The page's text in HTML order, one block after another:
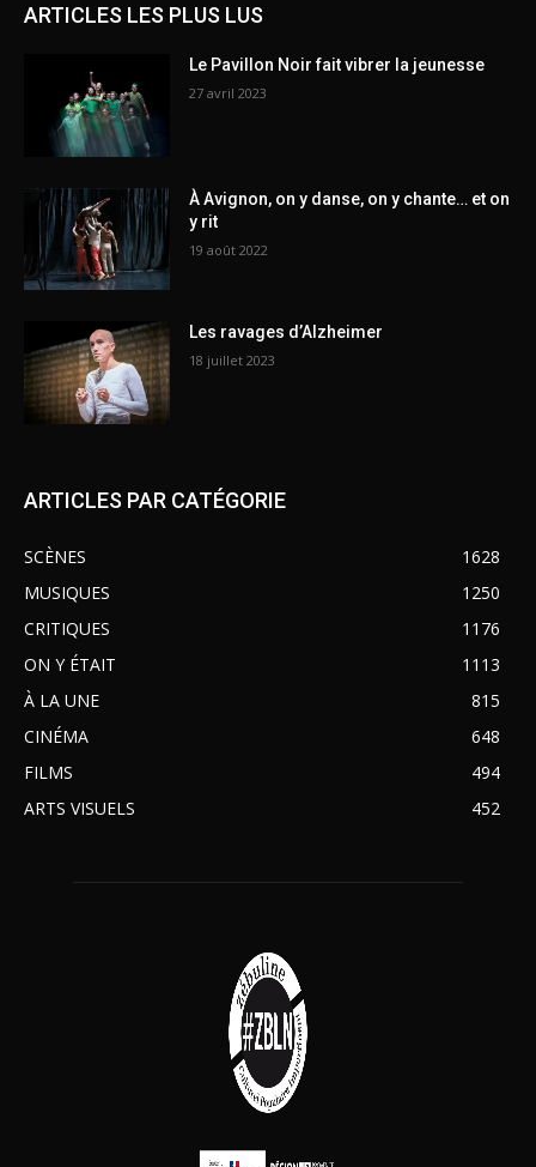
ARTICLES LES PLUS LUS
Le Pavillon Noir fait vibrer la jeunesse
27 avril 2023
À Avignon, on y danse, on y chante… et on
y rit
19 août 2022
Les ravages d’Alzheimer
18 juillet 2023
ARTICLES PAR CATÉGORIE
SCÈNES
1628
MUSIQUES
1250
CRITIQUES
1176
ON Y ÉTAIT
1113
À LA UNE
815
CINÉMA
648
FILMS
494
ARTS VISUELS
452